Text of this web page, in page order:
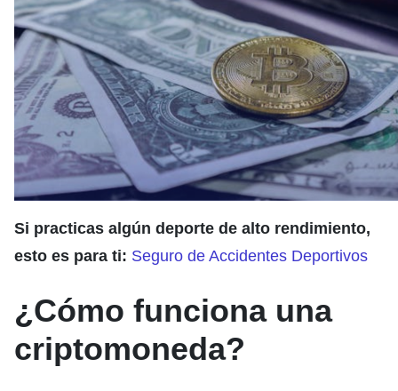
Si practicas algún deporte de alto rendimiento,
esto es para ti: Seguro de Accidentes Deportivos
¿Cómo funciona una
criptomoneda?